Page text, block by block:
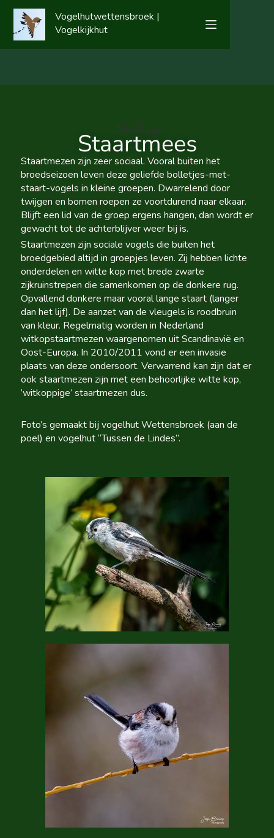
Vogelhutwettensbroek |
Vogelkijkhut
Gallery
Staartmees
Staartmezen zijn zeer sociaal. Vooral buiten het
broedseizoen leven deze geliefde bolletjes-met-
staart-vogels in kleine groepen. Dwarrelend door
twijgen en bomen roepen ze voortdurend naar elkaar.
Blijft een lid van de groep ergens hangen, dan wordt er
gewacht tot de achterblijver weer bij is.
Staartmezen zijn sociale vogels die buiten het
broedgebied altijd in groepjes leven. Zij hebben lichte
onderdelen en witte kop met brede zwarte
zijkruinstrepen die samenkomen op de donkere rug.
Opvallend donkere maar vooral lange staart (langer
dan het lijf). De aanzet van de vleugels is roodbruin
van kleur. Regelmatig worden in Nederland
witkopstaartmezen waargenomen uit Scandinavië en
Oost-Europa. In 2010/2011 vond er een invasie
plaats van deze ondersoort. Verwarrend kan zijn dat er
ook staartmezen zijn met een behoorlijke witte kop,
’witkoppige’ staartmezen dus.
Foto’s gemaakt bij vogelhut Wettensbroek (aan de
poel) en vogelhut “Tussen de Lindes”.